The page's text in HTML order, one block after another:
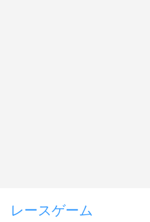
レースゲーム